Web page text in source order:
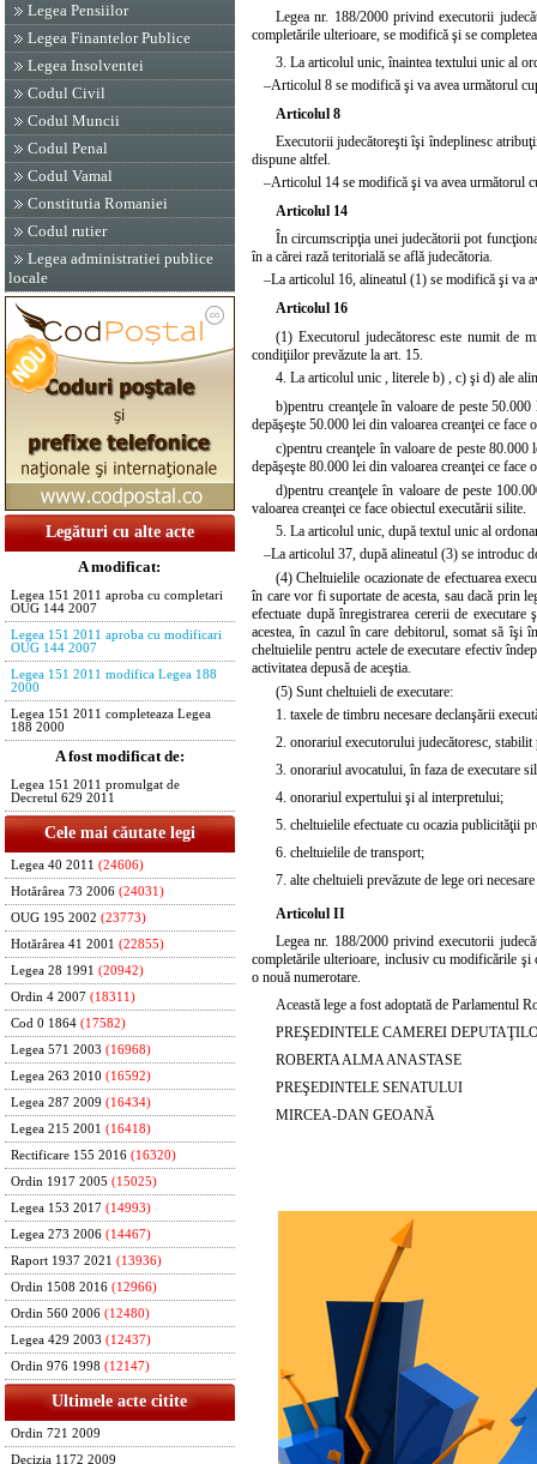
Legea Pensiilor
Legea Finantelor Publice
Legea Insolventei
Codul Civil
Codul Muncii
Codul Penal
Codul Vamal
Constitutia Romaniei
Codul rutier
Legea administratiei publice
locale
Legături cu alte acte
A modificat:
Legea 151 2011 aproba cu completari
OUG 144 2007
Legea 151 2011 aproba cu modificari
OUG 144 2007
Legea 151 2011 modifica Legea 188
2000
Legea 151 2011 completeaza Legea
188 2000
A fost modificat de:
Legea 151 2011 promulgat de
Decretul 629 2011
Cele mai căutate legi
Legea 40 2011 (24606)
Hotărârea 73 2006 (24031)
OUG 195 2002 (23773)
Hotărârea 41 2001 (22855)
Legea 28 1991 (20942)
Ordin 4 2007 (18311)
Cod 0 1864 (17582)
Legea 571 2003 (16968)
Legea 263 2010 (16592)
Legea 287 2009 (16434)
Legea 215 2001 (16418)
Rectificare 155 2016 (16320)
Ordin 1917 2005 (15025)
Legea 153 2017 (14993)
Legea 273 2006 (14467)
Raport 1937 2021 (13936)
Ordin 1508 2016 (12966)
Ordin 560 2006 (12480)
Legea 429 2003 (12437)
Ordin 976 1998 (12147)
Ultimele acte citite
Ordin 721 2009
Decizia 1172 2009
Legea nr. 188/2000privind executorii
completările ulterioare, se modifică şi se
3. La articolul unic, înaintea textului unic al
–Articolul 8 se modifică şi va avea următorul
Articolul 8
Executorii judecătoreşti îşi îndeplinesc
dispune altfel.
–Articolul 14 se modifică şi va avea următorul
Articolul 14
În circumscripţia unei judecătorii pot
în a cărei rază teritorială se află judecătoria.
–La articolul 16, alineatul (1) se modifică şi va
Articolul 16
(1) Executorul judecătoresc este numit de
condiţiilor prevăzute la art. 15.
4. La articolul unic , literele b) , c) şi d) ale
b)pentru creanţele în valoare de peste
depăşeşte 50.000 lei din valoarea creanţei ce face
c)pentru creanţele în valoare de peste
depăşeşte 80.000 lei din valoarea creanţei ce face
d)pentru creanţele în valoare de peste
valoarea creanţei ce face obiectul executării silite.
5. La articolul unic, după textul unic al
–La articolul 37, după alineatul (3) se introduc
(4) Cheltuielile ocazionate de efectuarea
în care vor fi suportate de acesta, sau dacă prin
efectuate după înregistrarea cererii de
acestea, în cazul în care debitorul, somat să îşi
cheltuielile pentru actele de executare efectiv
activitatea depusă de aceştia.
(5) Sunt cheltuieli de executare:
1. taxele de timbru necesare declanşării
2. onorariul executorului judecătoresc,
3. onorariul avocatului, în faza de executare
4. onorariul expertului şi al interpretului;
5. cheltuielile efectuate cu ocazia publicităţii
6. cheltuielile de transport;
7. alte cheltuieli prevăzute de lege ori
Articolul II
Legea nr. 188/2000privind executorii
completările ulterioare, inclusiv cu modificările şi
o nouă numerotare.
Această lege a fost adoptată de Parlamentul
PREŞEDINTELE CAMEREI
ROBERTA ALMA ANASTASE
PREŞEDINTELE SENATULUI
MIRCEA-DAN GEOANĂ